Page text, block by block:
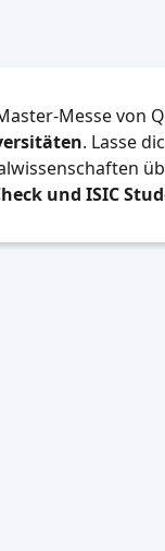
Messe von
. Lasse
und ISIC